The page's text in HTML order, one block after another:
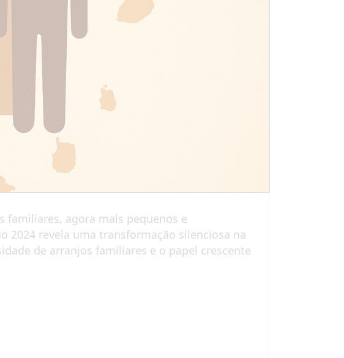
familiares, agora mais pequenos e
revela uma transformação silenciosa na
de arranjos familiares e o papel crescente